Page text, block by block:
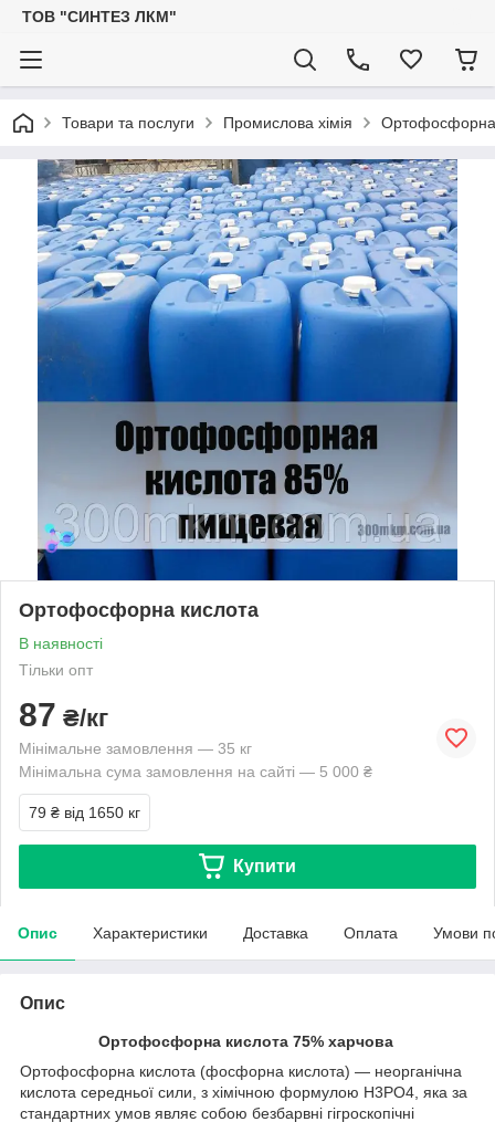
ТОВ "СИНТЕЗ ЛКМ"
Товари та послуги Промислова хімія Ортофосфорна
Ортофосфорна кислота
В наявності
Тільки опт
87 ₴/кг
Мінімальне замовлення — 35 кг
Мінімальна сума замовлення на сайті — 5 000 ₴
79 ₴ від 1650 кг
Купити
Опис Характеристики Доставка Оплата Умови
Опис
Ортофосфорна кислота 75% харчова
Ортофосфорна кислота (фосфорна кислота) — неорганічна
кислота середньої сили, з хімічною формулою H3PO4, яка за
стандартних умов являє собою безбарвні гігроскопічні